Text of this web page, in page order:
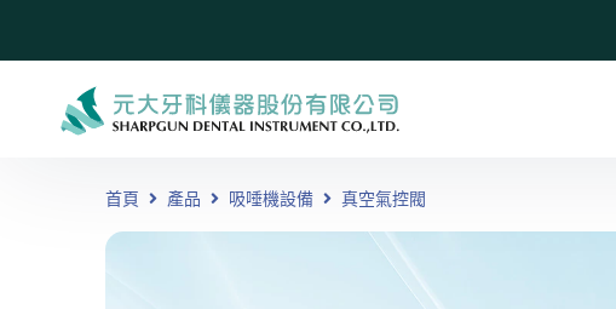
首頁 產品 吸唾機設備 真空氣控閥